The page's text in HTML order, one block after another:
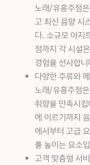
노래/유흥주점
고 최신 음향 시
다. 소규모 아지
점까지 각 시설
경험을 선사합니
다양한 주류와
노래/유흥주점
취향을 만족시
에 이르기까지
에서부터 고급
를 높이는 요소
고객 맞춤형 서